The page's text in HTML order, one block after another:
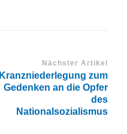
Nächster Artikel
Kranzniederlegung zum
Gedenken an die Opfer
des
Nationalsozialismus